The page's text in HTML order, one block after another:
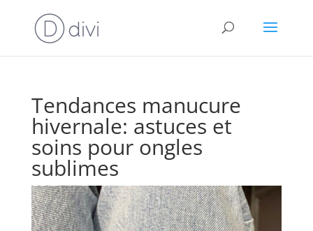
Tendances manucure
hivernale: astuces et
soins pour ongles
sublimes